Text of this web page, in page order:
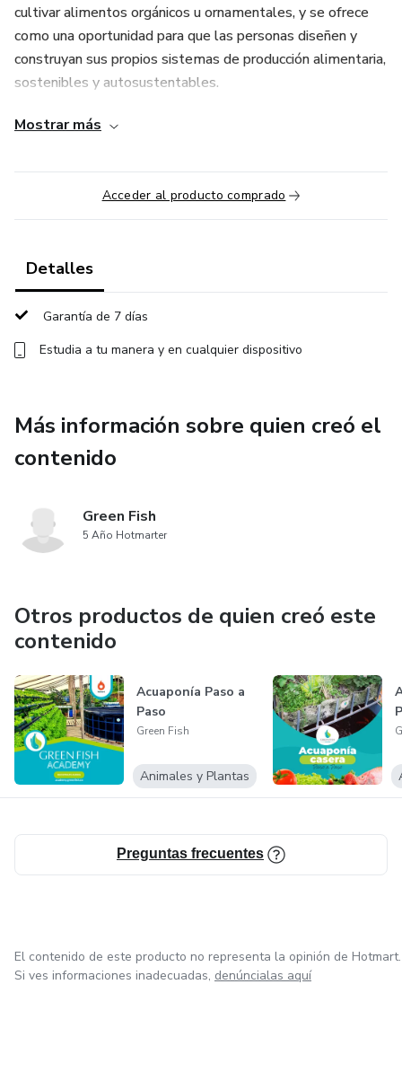
cultivar alimentos orgánicos u ornamentales, y se ofrece
como una oportunidad para que las personas diseñen y
construyan sus propios sistemas de producción alimentaria,
sostenibles y autosustentables.
Mostrar más
Acceder al producto comprado
Detalles
Garantía de 7 días
Estudia a tu manera y en cualquier dispositivo
Más información sobre quien creó el
contenido
Green Fish
5 Año Hotmarter
Otros productos de quien creó este
contenido
Acuaponía Paso a
Paso
Green Fish
Animales y Plantas
Preguntas frecuentes
El contenido de este producto no representa la opinión de Hotmart.
Si ves informaciones inadecuadas, denúncialas aquí